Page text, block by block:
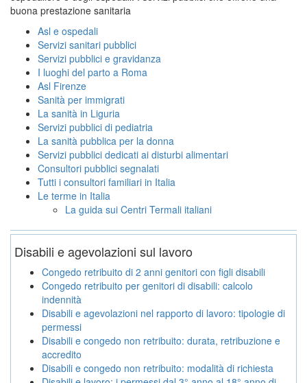
buona prestazione sanitaria
Asl e ospedali
Servizi sanitari pubblici
Servizi pubblici e gravidanza
I luoghi del parto a Roma
Asl Firenze
Sanità per immigrati
La sanità in Liguria
Servizi pubblici di pediatria
La sanità pubblica per la donna
Servizi pubblici dedicati ai disturbi alimentari
Consultori pubblici segnalati
Tutti i consultori familiari in Italia
Le terme in Italia
La guida sui Centri Termali italiani
Disabili e agevolazioni sul lavoro
Congedo retribuito di 2 anni genitori con figli disabili
Congedo retribuito per genitori di disabili: calcolo
indennità
Disabili e agevolazioni nel rapporto di lavoro: tipologie di
permessi
Disabili e congedo non retribuito: durata, retribuzione e
accredito
Disabili e congedo non retribuito: modalità di richiesta